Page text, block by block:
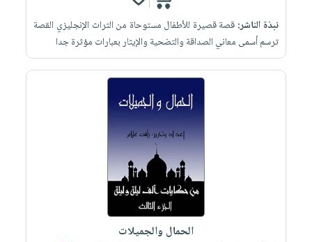
نبذة الناشر: قصة قصيرة للأطفال مستوحاة من التراث الإنجليزي القصة
ترسم أسمى معاني الصداقة والتضحية والإيثار بعبارات مؤثرة جدا
الحمال والجميلات